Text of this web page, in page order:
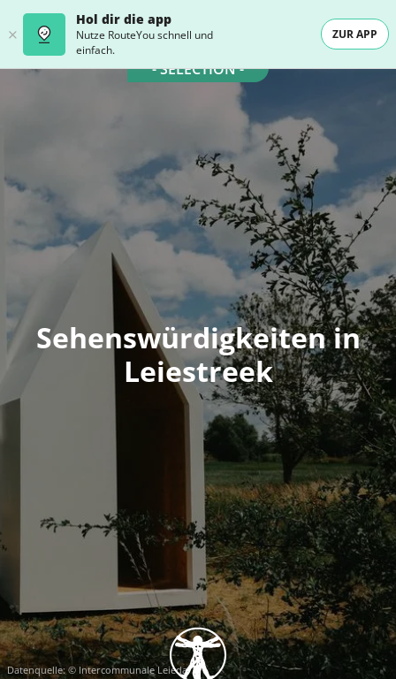
Hol dir die app
Nutze RouteYou schnell und
einfach.
ZUR APP
- SELECTION -
Sehenswürdigkeiten in
Leiestreek
Datenquelle: © Intercommunale Leiedal